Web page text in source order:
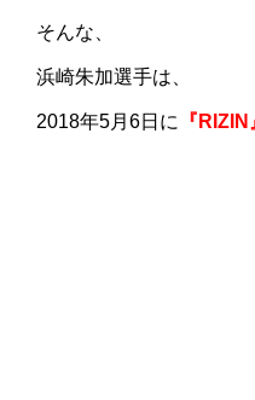
そんな、
浜崎朱加選手は、
2018年5月6日に 『RIZIN